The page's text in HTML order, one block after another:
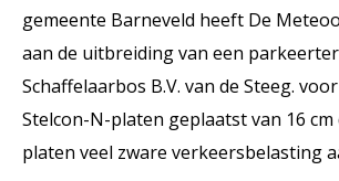
gemeente Barneveld heeft De
aan de uitbreiding van een
Schaffelaarbos B.V. van de Steeg.
Stelcon-N-platen geplaatst van 16 cm
platen veel zware verkeersbelasting